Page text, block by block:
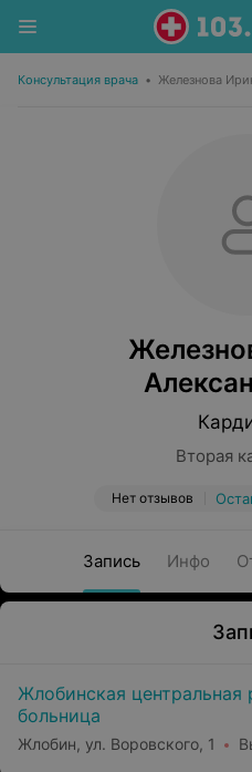
Консультация врача • Железнова
Вторая
Нет отзывов
Запись Инфо
Жлобинская центральная
больница
Жлобин, ул. Воровского, 1